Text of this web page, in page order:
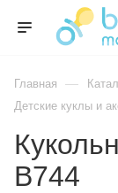
Главная —
Детские куклы и
B744